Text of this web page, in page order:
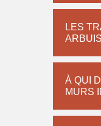
LES
À QUI
MURS